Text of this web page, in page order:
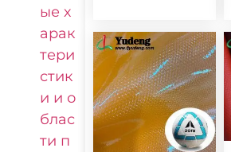
ые х
арак
тери
стик
и и о
блас
ти п